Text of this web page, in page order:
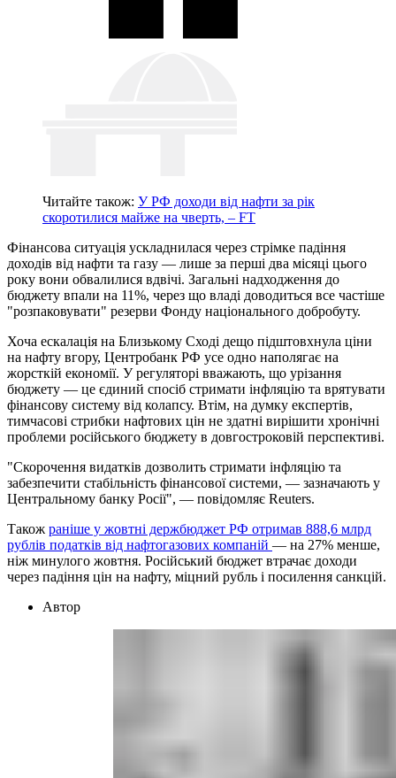
Читайте також: У РФ доходи від нафти за рік
скоротилися майже на чверть, – FT
Фінансова ситуація ускладнилася через стрімке падіння
доходів від нафти та газу — лише за перші два місяці цього
року вони обвалилися вдвічі. Загальні надходження до
бюджету впали на 11%, через що владі доводиться все частіше
"розпаковувати" резерви Фонду національного добробуту.
Хоча ескалація на Близькому Сході дещо підштовхнула ціни
на нафту вгору, Центробанк РФ усе одно наполягає на
жорсткій економії. У регуляторі вважають, що урізання
бюджету — це єдиний спосіб стримати інфляцію та врятувати
фінансову систему від колапсу. Втім, на думку експертів,
тимчасові стрибки нафтових цін не здатні вирішити хронічні
проблеми російського бюджету в довгостроковій перспективі.
"Скорочення видатків дозволить стримати інфляцію та
забезпечити стабільність фінансової системи, — зазначають у
Центральному банку Росії", — повідомляє Reuters.
Також раніше у жовтні держбюджет РФ отримав 888,6 млрд
рублів податків від нафтогазових компаній — на 27% менше,
ніж минулого жовтня. Російський бюджет втрачає доходи
через падіння цін на нафту, міцний рубль і посилення санкцій.
Автор